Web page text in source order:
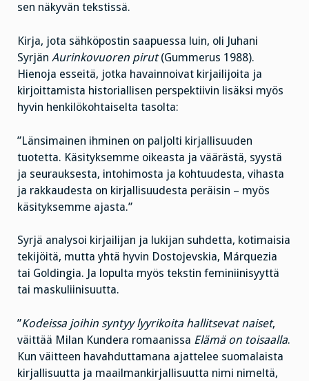
sen näkyvän tekstissä.
Kirja, jota sähköpostin saapuessa luin, oli Juhani
Syrjän Aurinkovuoren pirut(Gummerus 1988).
Hienoja esseitä, jotka havainnoivat kirjailijoita ja
kirjoittamista historiallisen perspektiivin lisäksi myös
hyvin henkilökohtaiselta tasolta:
”Länsimainen ihminen on paljolti kirjallisuuden
tuotetta. Käsityksemme oikeasta ja väärästä, syystä
ja seurauksesta, intohimosta ja kohtuudesta, vihasta
ja rakkaudesta on kirjallisuudesta peräisin – myös
käsityksemme ajasta.”
Syrjä analysoi kirjailijan ja lukijan suhdetta, kotimaisia
tekijöitä, mutta yhtä hyvin Dostojevskia, Márquezia
tai Goldingia. Ja lopulta myös tekstin feminiinisyyttä
tai maskuliinisuutta.
”Kodeissa joihin syntyy lyyrikoita hallitsevat naiset,
väittää Milan Kundera romaanissa Elämä on toisaalla.
Kun väitteen havahduttamana ajattelee suomalaista
kirjallisuutta ja maailmankirjallisuutta nimi nimeltä,